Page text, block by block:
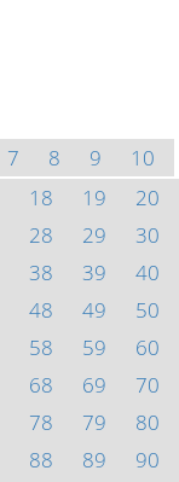
7 8 9
10
18 19
20
28 29
30
38 39
40
48 49
50
58 59
60
68 69
70
78 79
80
88 89
90